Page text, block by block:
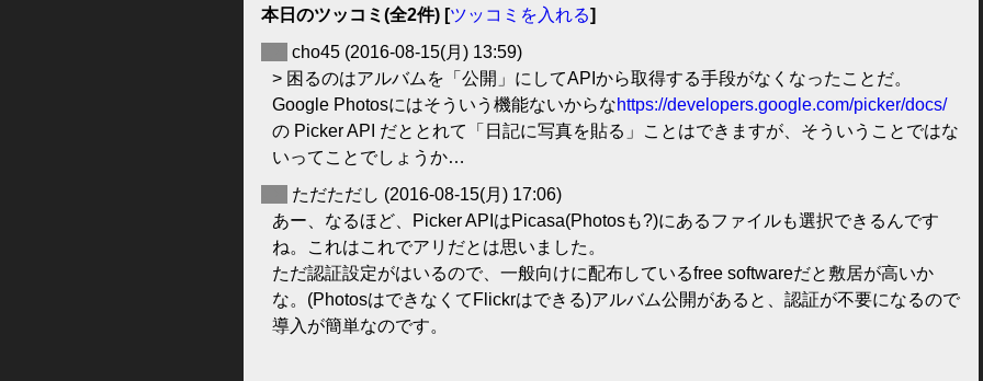
本日のツッコミ(全2件) [ツッコミを入れる]
cho45 (2016-08-15(月) 13:59)
> 困るのはアルバムを「公開」にしてAPIから取得する手段がなくなったことだ。
Google Photosにはそういう機能ないからなhttps://developers.google.com/picker/docs/
の Picker API だととれて「日記に写真を貼る」ことはできますが、そういうことではな
いってことでしょうか…
ただただし (2016-08-15(月) 17:06)
あー、なるほど、Picker APIはPicasa(Photosも?)にあるファイルも選択できるんです
ね。これはこれでアリだとは思いました。
ただ認証設定がはいるので、一般向けに配布しているfree softwareだと敷居が高いか
な。(PhotosはできなくてFlickrはできる)アルバム公開があると、認証が不要になるので
導入が簡単なのです。